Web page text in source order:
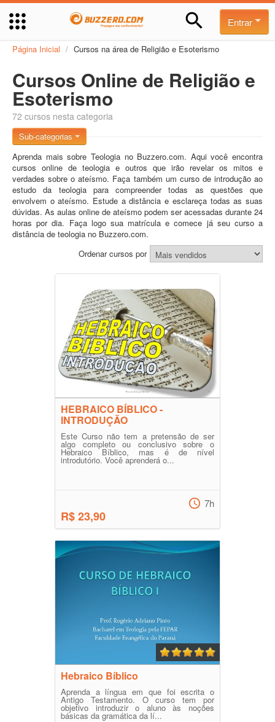
Entrar
Página Inicial / Cursos na área de Religião e Esoterismo
Cursos Online de Religião e
Esoterismo
72 cursos nesta categoria
Sub-categorias
Aprenda mais sobre Teologia no Buzzero.com. Aqui você encontra
cursos online de teologia e outros que irão revelar os mitos e
verdades sobre o ateísmo. Faça também um curso de introdução ao
estudo da teologia para compreender todas as questões que
envolvem o ateísmo. Estude a distância e esclareça todas as suas
dúvidas. As aulas online de ateísmo podem ser acessadas durante 24
horas por dia. Faça logo sua matrícula e comece já seu curso a
distância de teologia no Buzzero.com.
Ordenar cursos por
HEBRAICO BÍBLICO -
INTRODUÇÃO
Este Curso não tem a pretensão de ser
algo completo ou conclusivo sobre o
Hebraico Bíblico, mas é de nível
introdutório. Você aprenderá o...
R$ 23,90
7h
Hebraico Bíblico
Aprenda a língua em que foi escrita o
Antigo Testamento. O curso tem por
objetivo introduzir o aluno às noções
básicas da gramática da lí...